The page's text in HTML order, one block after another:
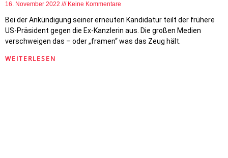
16. November 2022 Keine Kommentare
Bei der Ankündigung seiner erneuten Kandidatur teilt der frühere
US-Präsident gegen die Ex-Kanzlerin aus. Die großen Medien
verschweigen das – oder „framen“ was das Zeug hält.
WEITERLESEN